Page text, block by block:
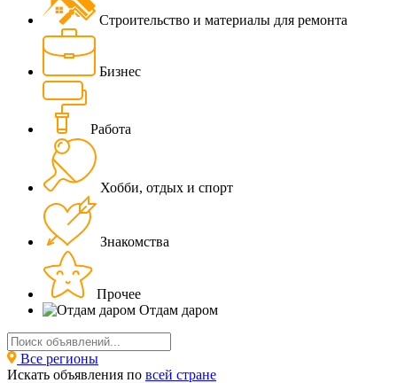
Строительство и материалы для ремонта
Бизнес
Работа
Хобби, отдых и спорт
Знакомства
Прочее
Отдам даром
Все регионы
Искать объявления по всей стране